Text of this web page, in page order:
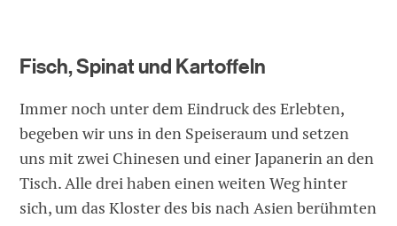
Fisch, Spinat und Kartoffeln
Immer noch unter dem Eindruck des Erlebten,
begeben wir uns in den Speiseraum und setzen
uns mit zwei Chinesen und einer Japanerin an den
Tisch. Alle drei haben einen weiten Weg hinter
sich, um das Kloster des bis nach Asien berühmten